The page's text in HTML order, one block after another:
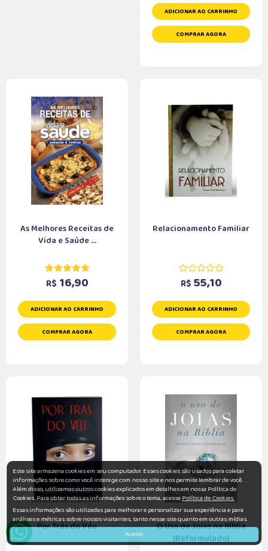
ADICIONAR AO CARRINHO
COMPRAR AGORA
As Melhores Receitas de
Vida e Saúde ...
R$ 16,90
ADICIONAR AO CARRINHO
COMPRAR AGORA
Relacionamento Familiar
R$ 55,10
ADICIONAR AO CARRINHO
COMPRAR AGORA
Por Trás do Véu
O Uso de Joias na Bíblia
(Reformulado)
Este site armazena cookies em seu computador. Esses cookies são usados para coletar
informações sobre como você interage com nosso site e nos permite lembrar de você.
Além disso, utilizamos outros cookies explicados em detalhes em nossa Política de
Cookies. Para obter todas as informações sobre o tema, acessePolítica de Cookies.
Essas informações são utilizadas para melhorar e personalizar sua experiência e para
análises e métricas sobre nossos visitantes, tanto nesse site quanto em outras mídias.
Aceito